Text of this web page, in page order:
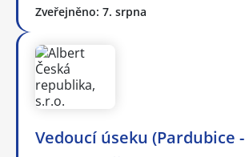
Zveřejněno: 7. srpna
Vedoucí úseku (Pardubice -